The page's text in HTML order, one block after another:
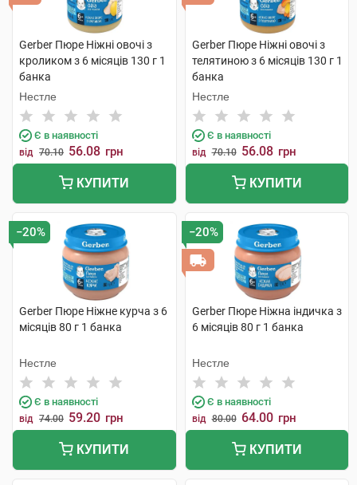
Gerber Пюре Ніжні овочі з
кроликом з 6 місяців 130 г 1
банка
Нестле
Є в наявності
від 70.10 56.08 грн
КУПИТИ
Gerber Пюре Ніжні овочі з
телятиною з 6 місяців 130 г 1
банка
Нестле
Є в наявності
від 70.10 56.08 грн
КУПИТИ
−20%
Gerber Пюре Ніжне курча з 6
місяців 80 г 1 банка
Нестле
Є в наявності
від 74.00 59.20 грн
КУПИТИ
−20%
Gerber Пюре Ніжна індичка з
6 місяців 80 г 1 банка
Нестле
Є в наявності
від 80.00 64.00 грн
КУПИТИ